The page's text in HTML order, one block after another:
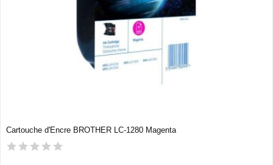
Cartouche d'Encre BROTHER LC-1280 Magenta